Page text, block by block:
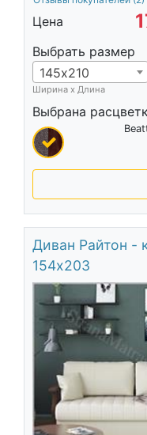
Цена
Выбрать размер
145х210
Ширина х Длина
Выбрана
Диван Райтон -
154х203